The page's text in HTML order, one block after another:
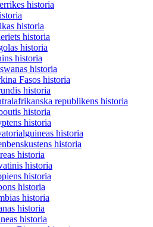
historia
historia
historia
historia
historia
historia
Fasos historia
historia
republikens historia
historia
historia
historia
historia
historia
historia
historia
historia
historia
historia
historia